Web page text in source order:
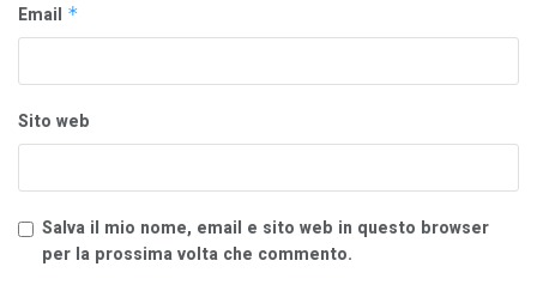
Email *
Sito web
Salva il mio nome, email e sito web in questo browser
per la prossima volta che commento.